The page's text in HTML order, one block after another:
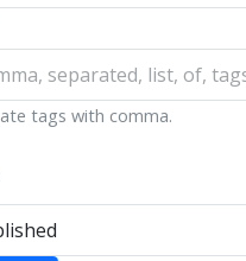
tags with comma.